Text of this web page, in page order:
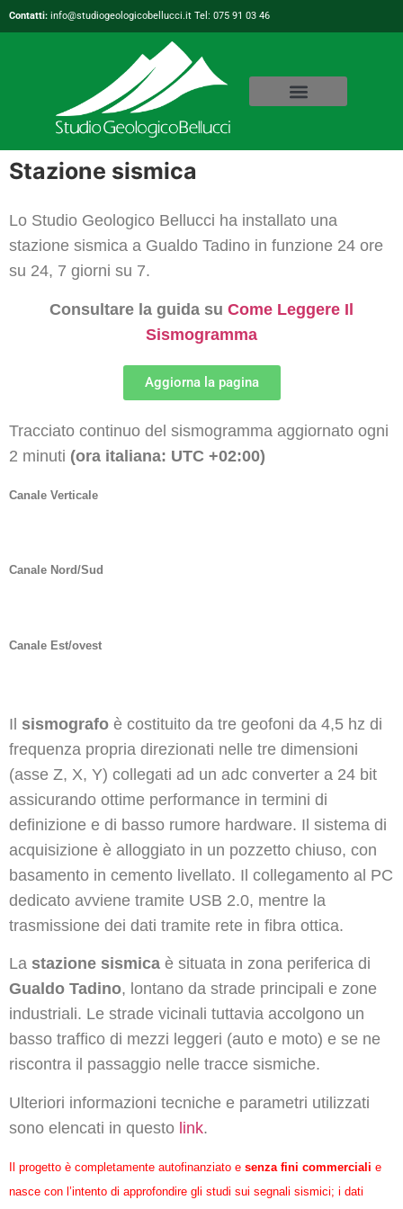
Contatti: info@studiogeologicobellucci.it Tel: 075 91 03 46
Stazione sismica
Lo Studio Geologico Bellucci ha installato una
stazione sismica a Gualdo Tadino in funzione 24 ore
su 24, 7 giorni su 7.
Consultare la guida su Come Leggere Il
Sismogramma
Aggiorna la pagina
Tracciato continuo del sismogramma aggiornato ogni
2 minuti (ora italiana: UTC +02:00)
Canale Verticale
Canale Nord/Sud
Canale Est/ovest
Il sismografo è costituito da tre geofoni da 4,5 hz di
frequenza propria direzionati nelle tre dimensioni
(asse Z, X, Y) collegati ad un adc converter a 24 bit
assicurando ottime performance in termini di
definizione e di basso rumore hardware. Il sistema di
acquisizione è alloggiato in un pozzetto chiuso, con
basamento in cemento livellato. Il collegamento al PC
dedicato avviene tramite USB 2.0, mentre la
trasmissione dei dati tramite rete in fibra ottica.
La stazione sismica è situata in zona periferica di
Gualdo Tadino, lontano da strade principali e zone
industriali. Le strade vicinali tuttavia accolgono un
basso traffico di mezzi leggeri (auto e moto) e se ne
riscontra il passaggio nelle tracce sismiche.
Ulteriori informazioni tecniche e parametri utilizzati
sono elencati in questo link.
Il progetto è completamente autofinanziato e senza fini commerciali e
nasce con l’intento di approfondire gli studi sui segnali sismici; i dati